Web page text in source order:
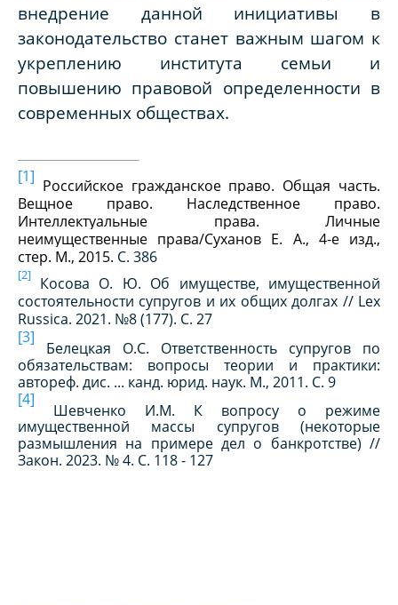
внедрение данной инициативы в
законодательство станет важным шагом к
укреплению института семьи и
повышению правовой определенности в
современных обществах.
[1]
Российское гражданское право. Общая часть.
Вещное право. Наследственное право.
Интеллектуальные права. Личные
неимущественные права/Суханов Е. А., 4-е изд.,
стер. М., 2015. С. 386
[2]
Косова О. Ю. Об имуществе, имущественной
состоятельности супругов и их общих долгах // Lex
Russica. 2021. №8 (177). С. 27
[3]
Белецкая О.С. Ответственность супругов по
обязательствам: вопросы теории и практики:
автореф. дис. ... канд. юрид. наук. М., 2011. С. 9
[4]
Шевченко И.М. К вопросу о режиме
имущественной массы супругов (некоторые
размышления на примере дел о банкротстве) //
Закон. 2023. № 4. С. 118 - 127